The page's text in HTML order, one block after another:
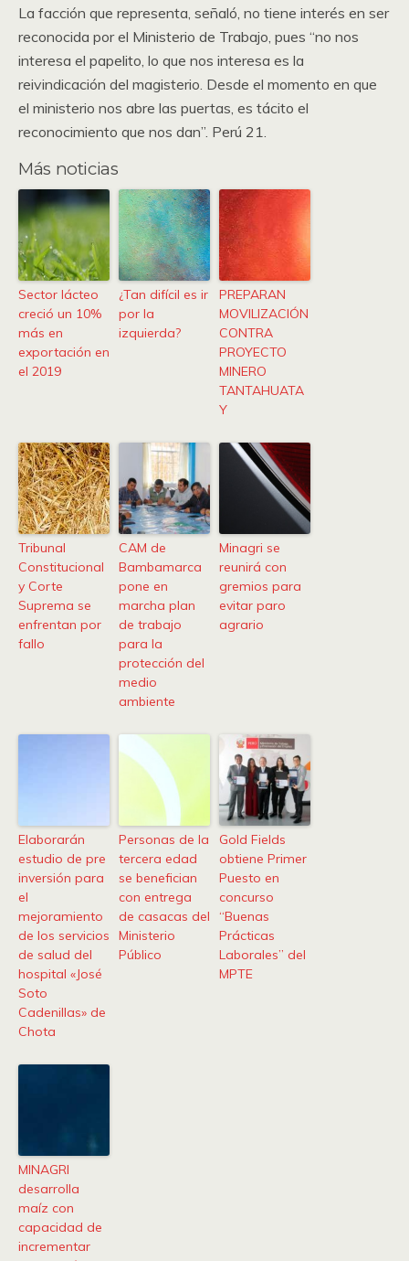
La facción que representa, señaló, no tiene interés en ser
reconocida por el Ministerio de Trabajo, pues “no nos
interesa el papelito, lo que nos interesa es la
reivindicación del magisterio. Desde el momento en que
el ministerio nos abre las puertas, es tácito el
reconocimiento que nos dan”. Perú 21.
Más noticias
Sector lácteo
creció un 10%
más en
exportación en
el 2019
¿Tan difícil es ir
por la
izquierda?
PREPARAN
MOVILIZACIÓN
CONTRA
PROYECTO
MINERO
TANTAHUATA
Y
Tribunal
Constitucional
y Corte
Suprema se
enfrentan por
fallo
CAM de
Bambamarca
pone en
marcha plan
de trabajo
para la
protección del
medio
ambiente
Minagri se
reunirá con
gremios para
evitar paro
agrario
Elaborarán
estudio de pre
inversión para
el
mejoramiento
de los servicios
de salud del
hospital «José
Soto
Cadenillas» de
Chota
Personas de la
tercera edad
se benefician
con entrega
de casacas del
Ministerio
Público
Gold Fields
obtiene Primer
Puesto en
concurso
“Buenas
Prácticas
Laborales” del
MPTE
MINAGRI
desarrolla
maíz con
capacidad de
incrementar